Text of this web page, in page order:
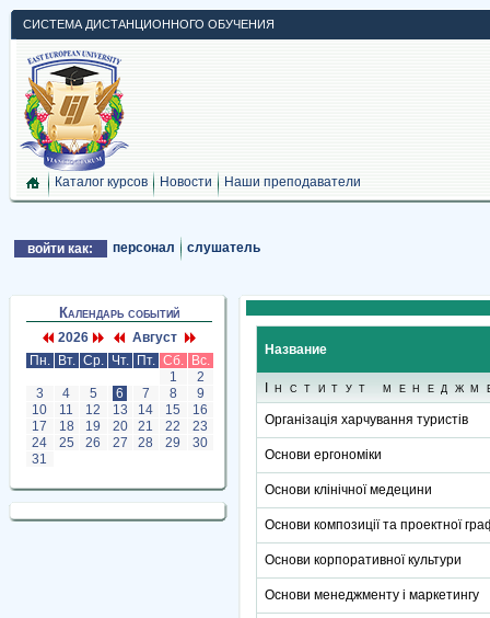
СИСТЕМА ДИСТАНЦИОННОГО ОБУЧЕНИЯ
Каталог курсов Новости Наши преподаватели
войти как: персонал слушатель
Календарь событий
2026
Август
Пн.
Вт. Ср. Чт. Пт. Сб.
Вс.
1
2
3
4 5 6 7 8
9
10
11 12 13 14 15
16
17
18 19 20 21 22
23
24
25 26 27 28 29
30
31
Название
Інститут
Організація харчування туристів
Основи ергономіки
Основи клінічної медецини
Основи композиції та проектної
Основи корпоративної культури
Основи менеджменту і маркетингу